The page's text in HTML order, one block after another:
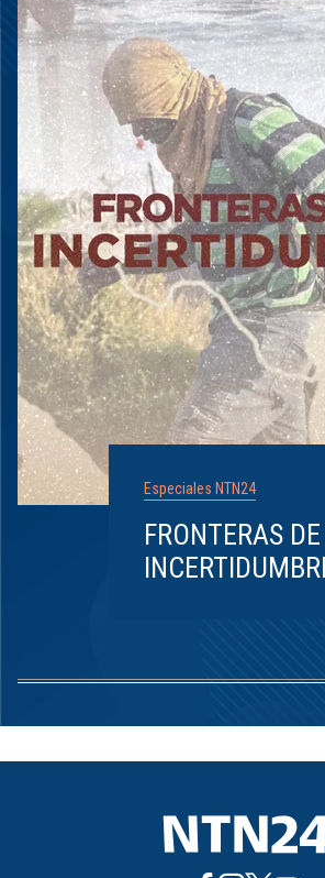
Especiales NTN24
FRONTERAS DE
1
8